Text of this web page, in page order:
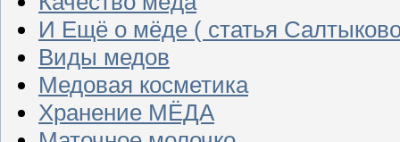
И Ещё о мёде ( статья
Виды медов
Медовая косметика
Хранение МЁДА